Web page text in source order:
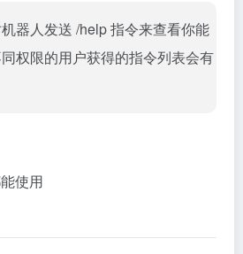
器人发送 /help 指令来查看你能
权限的用户获得的指令列表会有
使用